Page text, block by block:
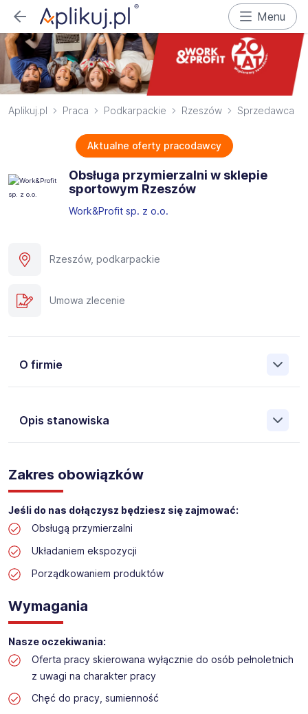
Menu
Aplikuj.pl Praca Podkarpackie Rzeszów Sprzedawca
Aktualne oferty pracodawcy
Obsługa przymierzalni w sklepie
sportowym Rzeszów
Work&Profit sp. z o.o.
Rzeszów, podkarpackie
Umowa zlecenie
O firmie
Opis stanowiska
Pośrednictwa Pracy i Doradztwa Personalnego Work &
Profit jest obecnie jedną z największych niezależnych
polskich agencji zatrudnienia. W ciągu wielu lat naszej
działalności daliśmy pracę przeszło 50 000 pracowników
w całym kraju. Skutecznie znajdujemy pracowników dla
największych firm, jak również małych rodzinnych
przedsiębiorstw w Polsce. Agencja jest wpisana pod nr
Obsługa przymierzalni w sklepie sportowym
Lokalizacja: Rzeszów
Zakres obowiązków
Jeśli do nas dołączysz będziesz się zajmować:
Obsługą przymierzalni
Układaniem ekspozycji
Porządkowaniem produktów
Wymagania
Nasze oczekiwania:
Oferta pracy skierowana wyłącznie do osób pełnoletnich
z uwagi na charakter pracy
Chęć do pracy, sumienność